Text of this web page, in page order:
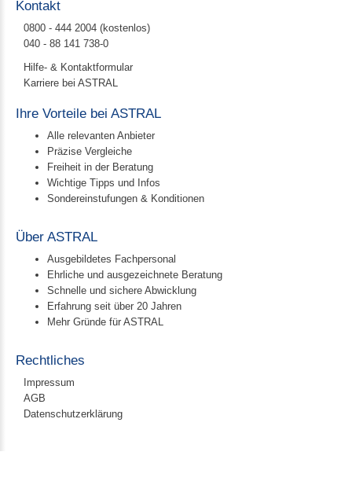
Kontakt
0800 - 444 2004 (kostenlos)
040 - 88 141 738-0
Hilfe- & Kontaktformular
Karriere bei ASTRAL
Ihre Vorteile bei ASTRAL
Alle relevanten Anbieter
Präzise Vergleiche
Freiheit in der Beratung
Wichtige Tipps und Infos
Sondereinstufungen & Konditionen
Über ASTRAL
Ausgebildetes Fachpersonal
Ehrliche und ausgezeichnete Beratung
Schnelle und sichere Abwicklung
Erfahrung seit über 20 Jahren
Mehr Gründe für ASTRAL
Rechtliches
Impressum
AGB
Datenschutzerklärung